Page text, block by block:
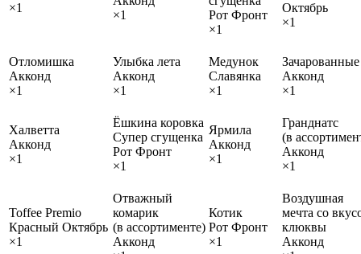
×1
×1
Рот Фронт
×1
Октябрь
×1
Отломишка
Акконд
×1
Улыбка лета
Акконд
×1
Медунок
Славянка
×1
Зачарованные
Акконд
×1
Халветта
Акконд
×1
Ёшкина коровка
Супер сгущенка
Рот Фронт
×1
Ярмила
Акконд
×1
Гранднатс
(в
Акконд
×1
Toffee Premio
Красный Октябрь
×1
Отважный
комарик
(в ассортименте)
Акконд
Котик
Рот Фронт
×1
Воздушная
мечта со
клюквы
Акконд